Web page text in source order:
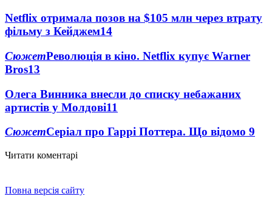
Netflix отримала позов на $105 млн через втрату
фільму з Кейджем14
СюжетРеволюція в кіно. Netflix купує Warner
Bros13
Олега Винника внесли до списку небажаних
артистів у Молдові11
СюжетСеріал про Гаррі Поттера. Що відомо 9
Читати коментарі
Повна версія сайту